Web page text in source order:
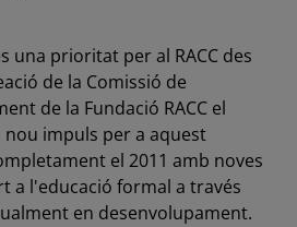
una prioritat per al RACC des
de la Comissió de
de la Fundació RACC el
nou impuls per a aquest
el 2011 amb noves
a l'educació formal a través
en desenvolupament.